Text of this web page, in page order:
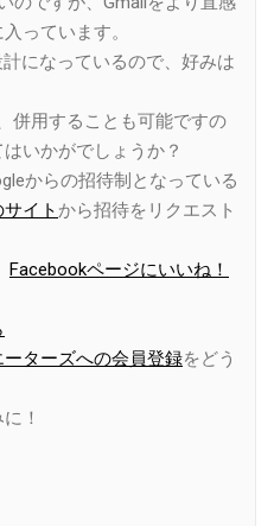
っています。
になっているので、好みは
併用することも可能ですの
いかがでしょうか？
からの招待制となっている
サイト から招待をリクエスト
Facebookページにいいね！
ターズへの会員登録をどう
！